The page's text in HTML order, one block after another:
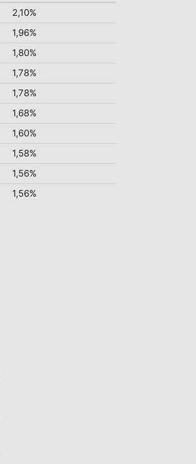
2,10%
1,96%
1,80%
1,78%
1,78%
1,68%
1,60%
1,58%
1,56%
1,56%